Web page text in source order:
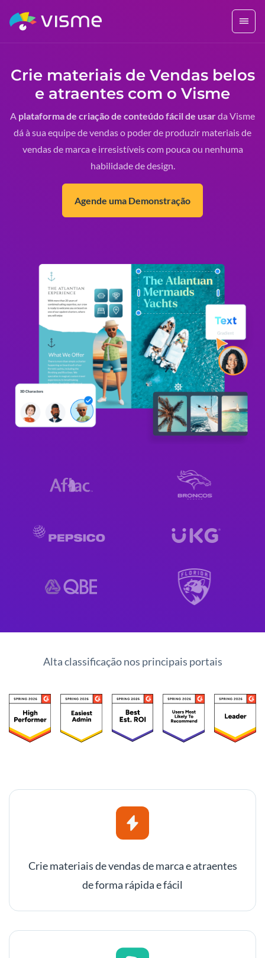
Crie materiais de Vendas belos
e atraentes com o Visme
A plataforma de criação de conteúdo fácil de usarda Visme
dá à sua equipe de vendas o poder de produzir materiais de
vendas de marca e irresistíveis com pouca ou nenhuma
habilidade de design.
Agende uma Demonstração
Alta classificação nos principais portais
Crie materiais de vendas de marca e atraentes
de forma rápida e fácil